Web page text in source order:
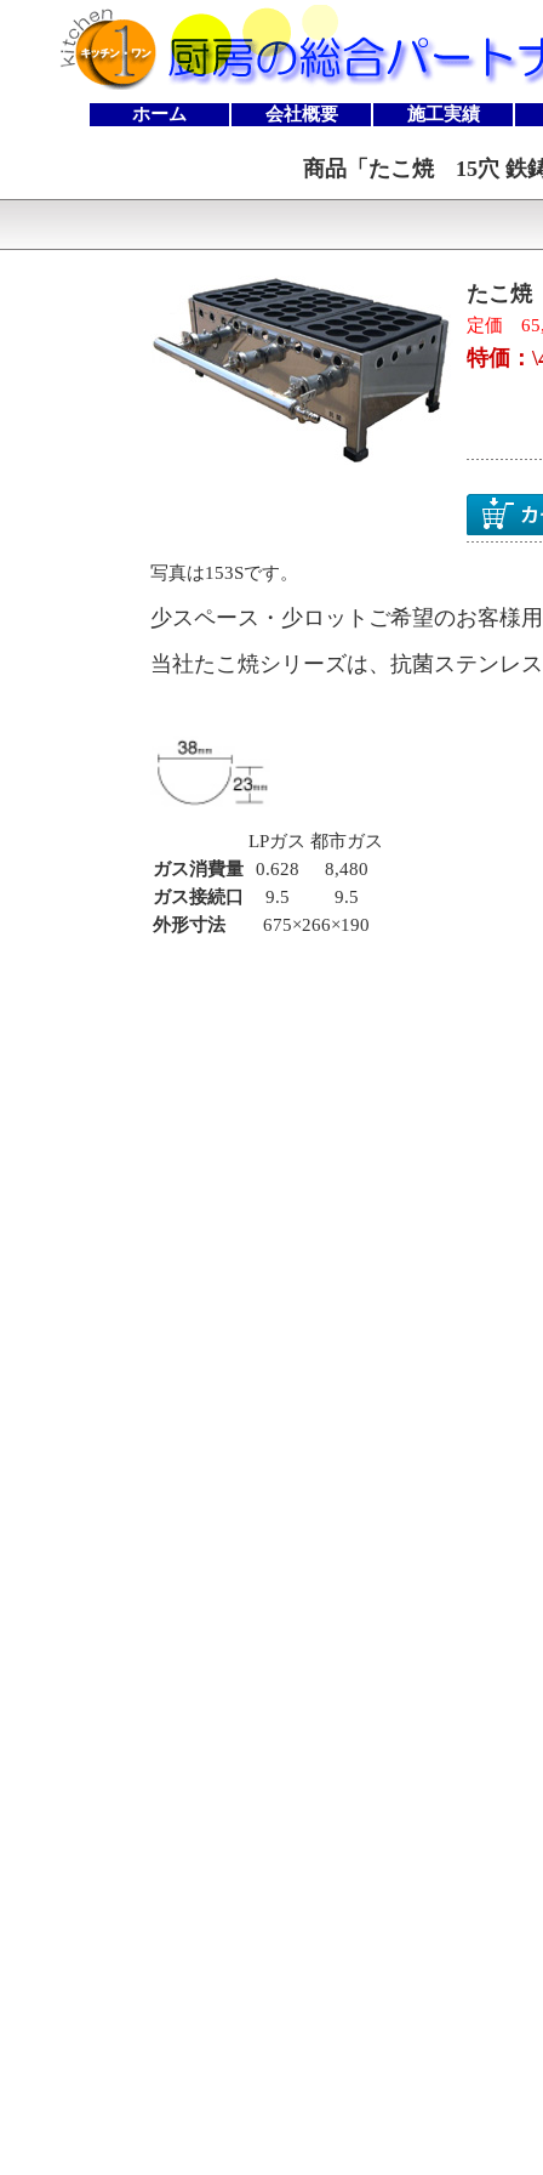
ホーム 会社概要 施工実績
商品「 たこ焼 15穴 鉄
たこ焼
定価
特価：
写真は153Sです。
少スペース・少ロットご希望のお客様
当社たこ焼シリーズは、抗菌ステンレ
LPガス 都市ガス
ガス消費量
0.628
8,480
ガス接続口
9.5
9.5
外形寸法
675×266×190